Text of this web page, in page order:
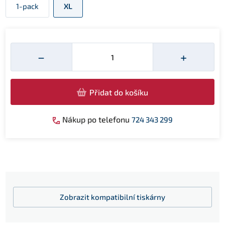
1-pack XL
−
Množství
+
Přidat do košíku
Nákup po telefonu 724 343 299
Zobrazit kompatibilní tiskárny